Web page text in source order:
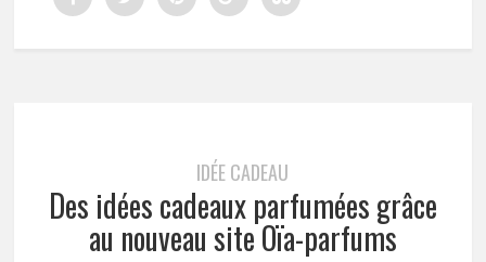
IDÉE CADEAU
Des idées cadeaux parfumées grâce
au nouveau site Oïa-parfums